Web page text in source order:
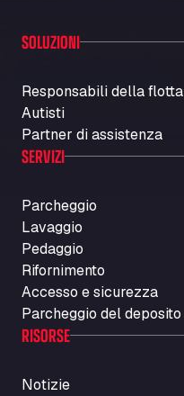
SOLUZIONI
Responsabili della flotta
Autisti
Partner di assistenza
SERVIZI
Parcheggio
Lavaggio
Pedaggio
Rifornimento
Accesso e sicurezza
Parcheggio del deposito
RISORSE
Notizie